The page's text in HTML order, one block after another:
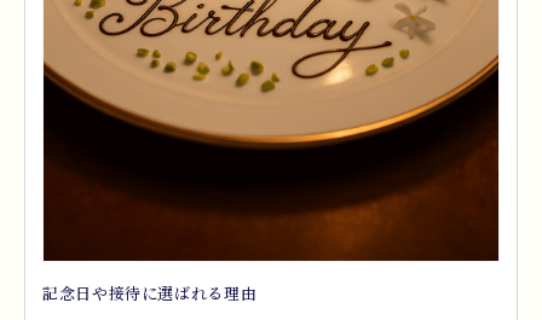
記念日や接待に選ばれる理由